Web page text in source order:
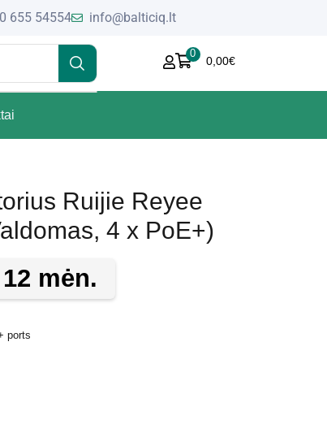
655 54554 info@balticiq.lt
0
0,00€
Ruijie Reyee
4 x PoE+)
mėn.
ports